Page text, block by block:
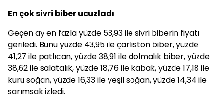
En çok sivri biber ucuzladı
Geçen ay en fazla yüzde 53,93 ile sivri biberin fiyatı
geriledi. Bunu yüzde 43,95 ile çarliston biber, yüzde
41,27 ile patlıcan, yüzde 38,91 ile dolmalık biber, yüzde
38,62 ile salatalık, yüzde 18,76 ile kabak, yüzde 17,18 ile
kuru soğan, yüzde 16,33 ile yeşil soğan, yüzde 14,34 ile
sarımsak izledi.